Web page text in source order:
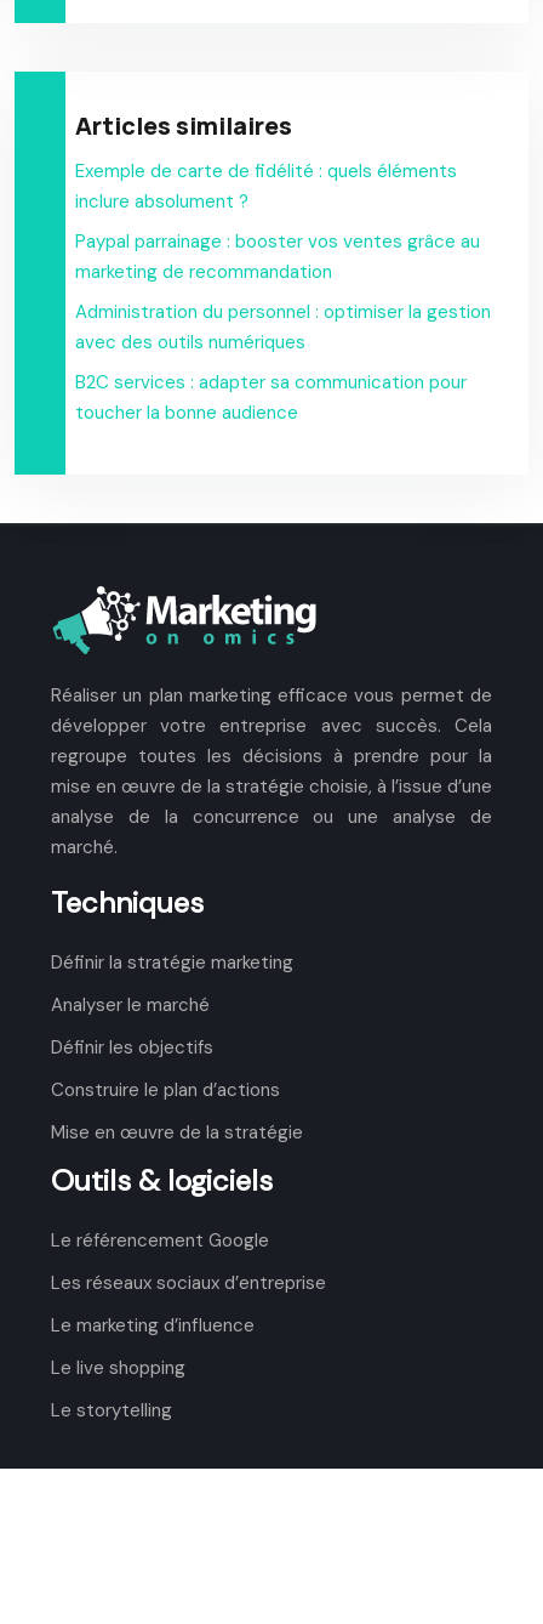
Articles similaires
Exemple de carte de fidélité : quels éléments
inclure absolument ?
Paypal parrainage : booster vos ventes grâce au
marketing de recommandation
Administration du personnel : optimiser la gestion
avec des outils numériques
B2C services : adapter sa communication pour
toucher la bonne audience
Réaliser un plan marketing efficace vous permet de
développer votre entreprise avec succès. Cela
regroupe toutes les décisions à prendre pour la
mise en œuvre de la stratégie choisie, à l’issue d’une
analyse de la concurrence ou une analyse de
marché.
Techniques
Définir la stratégie marketing
Analyser le marché
Définir les objectifs
Construire le plan d’actions
Mise en œuvre de la stratégie
Outils & logiciels
Le référencement Google
Les réseaux sociaux d’entreprise
Le marketing d’influence
Le live shopping
Le storytelling